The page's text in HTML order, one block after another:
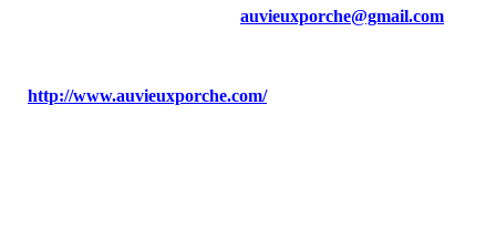
auvieuxporche@gmail.com
http://www.auvieuxporche.com/